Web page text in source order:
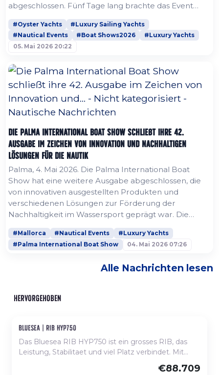
abgeschlossen. Fünf Tage lang brachte das Event
Oyster-Eigner, Branchenführer und bekannte
Stimmen der Segelwelt zusammen, um über die
Zukunft des Offshore-Segelns zu diskutieren und
gleichzeitig die seltene Gelegenheit zu bieten, einen
großen Teil der...
#Oyster Yachts
#Luxury Sailing Yachts
#Nautical Events
#Boat Shows2026
#Luxury Yachts
05. Mai 2026 20:22
Die Palma International Boat Show schließt ihre 42.
Ausgabe im Zeichen von Innovation und nachhaltigen
Lösungen für die Nautik
Palma, 4. Mai 2026. Die Palma International Boat
Show hat eine weitere Ausgabe abgeschlossen, die
von innovativen ausgestellten Produkten und
verschiedenen Lösungen zur Förderung der
Nachhaltigkeit im Wassersport geprägt war. Die
nautische Branche, die sich zunehmend der
Notwendigkeit bewusst ist, das Meer zu schützen,
nutzte die Plattform der Messe in Palma, um
Jetskis und wasserstoffbetriebene Boote als
#Mallorca #Nautical Events
#Luxury Yachts
#Palma International Boat Show
04. Mai 2026 07:26
Alle Nachrichten lesen
HERVORGEHOBEN
Neu, auf Bestellung verfügbar
bluesea | rib hyp750
Das Bluesea RIB HYP750 ist ein grosses RIB, das
Leistung, Stabilitaet und viel Platz verbindet. Mit
es eine Sonnenliege am Bug, grosszuegige€88.709